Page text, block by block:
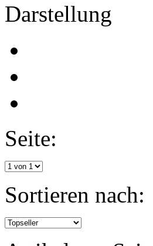
Darstellung
Seite:
Sortieren nach: